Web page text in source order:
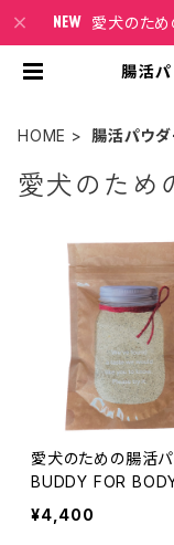
愛犬のた
腸活
HOME 腸活パウダ
愛犬のため
愛犬のための腸活
BUDDY FOR
入)
¥4,400